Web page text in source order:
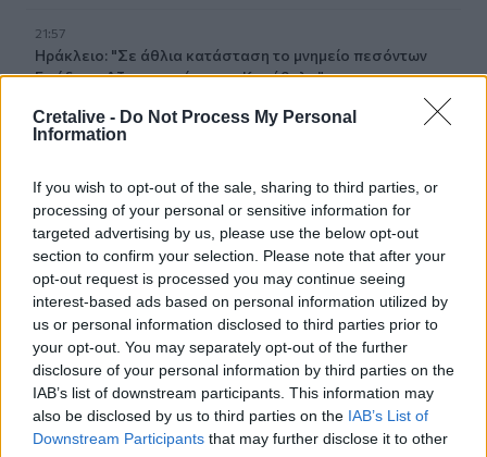
Cretalive - Do Not Process My Personal
Information
If you wish to opt-out of the sale, sharing to third parties, or
processing of your personal or sensitive information for
targeted advertising by us, please use the below opt-out
section to confirm your selection. Please note that after your
opt-out request is processed you may continue seeing
interest-based ads based on personal information utilized by
us or personal information disclosed to third parties prior to
your opt-out. You may separately opt-out of the further
disclosure of your personal information by third parties on the
IAB’s list of downstream participants. This information may
also be disclosed by us to third parties on the IAB’s List of
Downstream Participants that may further disclose it to other
21:57
Ηράκλειο: "Σε άθλια κατάσταση το μνημείο πεσόντων
Εφέδρων Αξιωματικών στον Καράβολα"
21:39
21:33
Μεσογειακή φώκια έκανε στάση για ξεκούραση στην
παραλία της Αγίας Βάσως στο Τρίκερι
21:31
Μεταναστευτικό: Σύλληψη 18χρονου διακινητή για την
"καραβιά" στον Τσούτσουρα
21:11
Δημοπρατείται η μπάλα των ιστορικών γκολ του
Μαραντόνα επί της Αγγλίας στο Μουντιάλ 1986